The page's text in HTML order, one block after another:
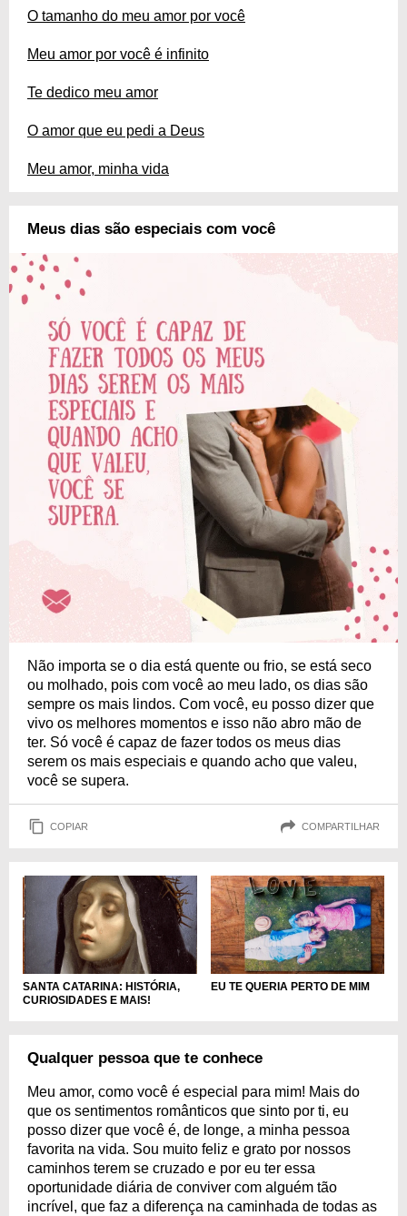
O tamanho do meu amor por você
Meu amor por você é infinito
Te dedico meu amor
O amor que eu pedi a Deus
Meu amor, minha vida
Meus dias são especiais com você
Não importa se o dia está quente ou frio, se está seco
ou molhado, pois com você ao meu lado, os dias são
sempre os mais lindos. Com você, eu posso dizer que
vivo os melhores momentos e isso não abro mão de
ter. Só você é capaz de fazer todos os meus dias
serem os mais especiais e quando acho que valeu,
você se supera.
COPIAR COMPARTILHAR
SANTA CATARINA: HISTÓRIA,
CURIOSIDADES E MAIS!
EU TE QUERIA PERTO DE MIM
Qualquer pessoa que te conhece
Meu amor, como você é especial para mim! Mais do
que os sentimentos românticos que sinto por ti, eu
posso dizer que você é, de longe, a minha pessoa
favorita na vida. Sou muito feliz e grato por nossos
caminhos terem se cruzado e por eu ter essa
oportunidade diária de conviver com alguém tão
incrível, que faz a diferença na caminhada de todas as